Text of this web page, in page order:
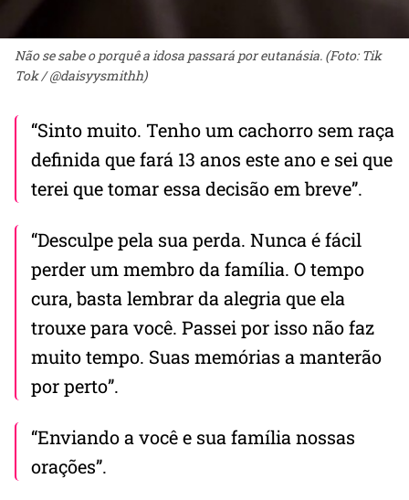
Não se sabe o porquê a idosa passará por eutanásia. (Foto: Tik
Tok / @daisyysmithh)
“Sinto muito. Tenho um cachorro sem raça
definida que fará 13 anos este ano e sei que
terei que tomar essa decisão em breve”.
“Desculpe pela sua perda. Nunca é fácil
perder um membro da família. O tempo
cura, basta lembrar da alegria que ela
trouxe para você. Passei por isso não faz
muito tempo. Suas memórias a manterão
por perto”.
“Enviando a você e sua família nossas
orações”.